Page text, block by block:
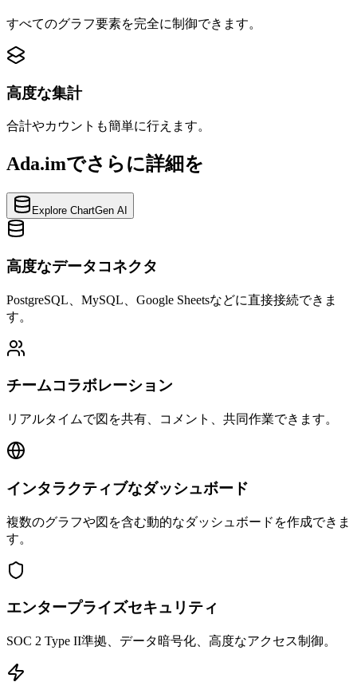
すべてのグラフ要素を完全に制御できます。
高度な集計
合計やカウントも簡単に行えます。
Ada.imでさらに詳細を
Explore ChartGen AI
高度なデータコネクタ
PostgreSQL、MySQL、Google Sheetsなどに直接接続できま
す。
チームコラボレーション
リアルタイムで図を共有、コメント、共同作業できます。
インタラクティブなダッシュボード
複数のグラフや図を含む動的なダッシュボードを作成できま
す。
エンタープライズセキュリティ
SOC 2 Type II準拠、データ暗号化、高度なアクセス制御。